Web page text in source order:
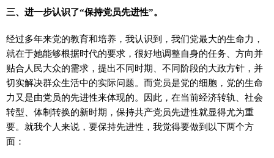
三、进一步认识了“保持党员先进性”。
经过多年来党的教育和培养，我认识到，我们党最大的生命力，
就在于她能够根据时代的要求，很好地调整自身的任务、方向并
贴合人民大众的需求，提出不同时期、不同阶段的大政方针，并
切实解决群众生活中的实际问题。而党员是党的细胞，党的生命
力又是由党员的先进性来体现的。因此，在当前经济转轨、社会
转型、体制转换的新时期，保持共产党员先进性就显得尤为重
要。就我个人来说，要保持先进性，我觉得要做到以下两个方
面：